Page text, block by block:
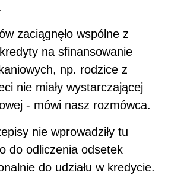
zaciągnęło wspólne z
na sfinansowanie
np. rodzice z
nie miały wystarczającej
- mówi nasz rozmówca.
nie wprowadziły tu
do odliczenia odsetek
do udziału w kredycie.